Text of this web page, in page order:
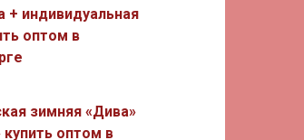
+ индивидуальная
оптом в
зимняя «Дива»
оптом в